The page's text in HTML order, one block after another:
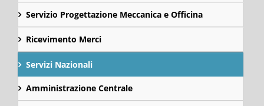
Servizio Progettazione Meccanica e Officina
Ricevimento Merci
Servizi Nazionali
Amministrazione Centrale